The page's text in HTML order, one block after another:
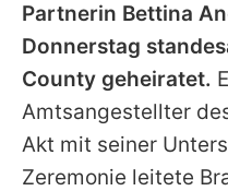
Utiq
Partnerin Bettina
Donnerstag
County geheiratet.
Amtsangestellter
Akt mit seiner
Zeremonie leitete